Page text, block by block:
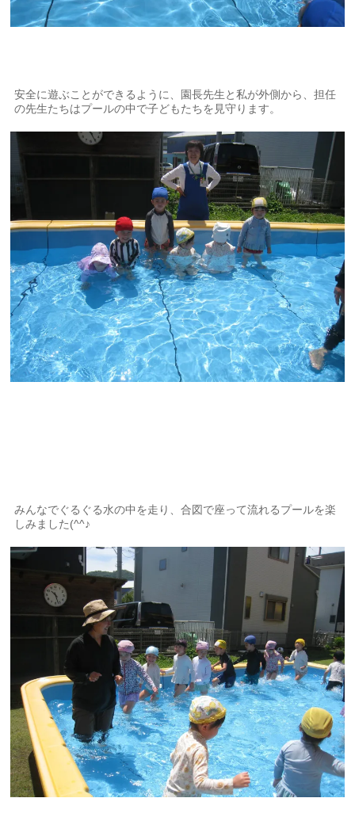
安全に遊ぶことができるように、園長先生と私が外側から、担任
の先生たちはプールの中で子どもたちを見守ります。
みんなでぐるぐる水の中を走り、合図で座って流れるプールを楽
しみました(^^♪